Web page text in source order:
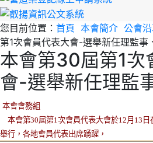
您目前位置： 首頁 本會簡介 公會
第1次會員代表大會-選舉新任理監事
本會第30屆第1次
會-選舉新任理監
本會會務組
本會第30屆第1次會員代表大會於12月13日
舉行，各地會員代表出席踴躍，